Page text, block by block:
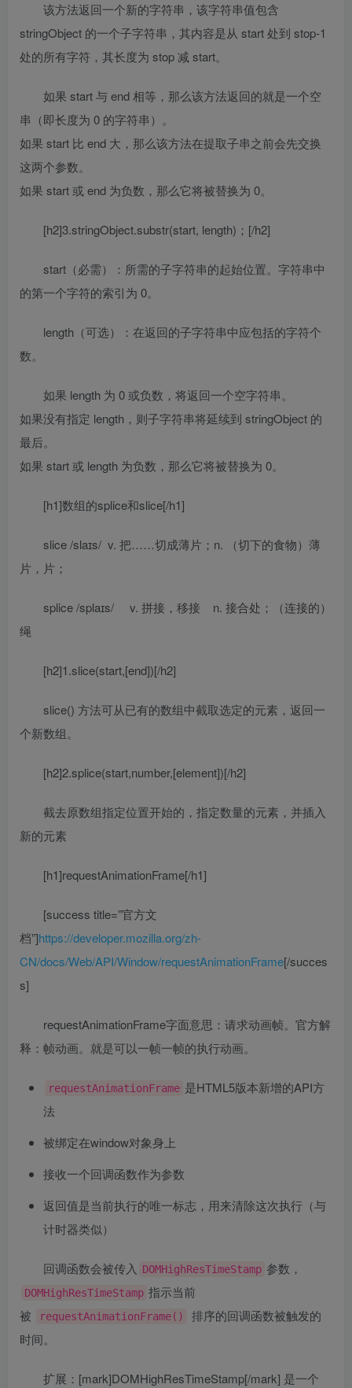
该方法返回一个新的字符串，该字符串值包含
stringObject 的一个子字符串，其内容是从 start 处到 stop-1
处的所有字符，其长度为 stop 减 start。
如果 start 与 end 相等，那么该方法返回的就是一个空
串（即长度为 0 的字符串）。
如果 start 比 end 大，那么该方法在提取子串之前会先交换
这两个参数。
如果 start 或 end 为负数，那么它将被替换为 0。
[h2]3.stringObject.substr(start, length)；[/h2]
start（必需）：所需的子字符串的起始位置。字符串中
的第一个字符的索引为 0。
length（可选）：在返回的子字符串中应包括的字符个
数。
如果 length 为 0 或负数，将返回一个空字符串。
如果没有指定 length，则子字符串将延续到 stringObject 的
最后。
如果 start 或 length 为负数，那么它将被替换为 0。
[h1]数组的splice和slice[/h1]
slice /slaɪs/ v. 把……切成薄片；n. （切下的食物）薄
片，片；
splice /splaɪs/ v. 拼接，移接 n. 接合处；（连接的）
绳
[h2]1.slice(start,[end])[/h2]
slice() 方法可从已有的数组中截取选定的元素，返回一
个新数组。
[h2]2.splice(start,number,[element])[/h2]
截去原数组指定位置开始的，指定数量的元素，并插入
新的元素
[h1]requestAnimationFrame[/h1]
[success title=”官方文
档”]https://developer.mozilla.org/zh-
CN/docs/Web/API/Window/requestAnimationFrame[/succes
s]
requestAnimationFrame字面意思：请求动画帧。官方解
释：帧动画。就是可以一帧一帧的执行动画。
requestAnimationFrame 是HTML5版本新增的API方
法
被绑定在window对象身上
接收一个回调函数作为参数
返回值是当前执行的唯一标志，用来清除这次执行（与
计时器类似）
回调函数会被传入 DOMHighResTimeStamp 参数，
DOMHighResTimeStamp 指示当前
被
requestAnimationFrame()
排序的回调函数被触发的
时间。
扩展：[mark]DOMHighResTimeStamp[/mark] 是一个